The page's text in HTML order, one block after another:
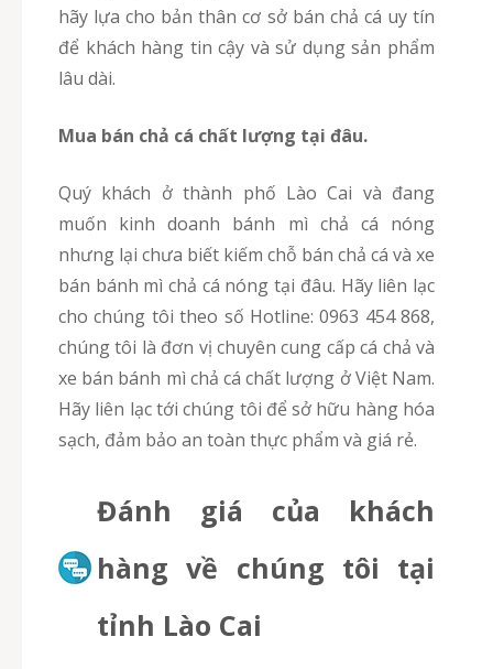
hãy lựa cho bản thân cơ sở bán chả cá uy tín
để khách hàng tin cậy và sử dụng sản phẩm
lâu dài.
Mua bán chả cá chất lượng tại đâu.
Quý khách ở thành phố Lào Cai và đang
muốn kinh doanh bánh mì chả cá nóng
nhưng lại chưa biết kiếm chỗ bán chả cá và xe
bán bánh mì chả cá nóng tại đâu. Hãy liên lạc
cho chúng tôi theo số Hotline: 0963 454 868,
chúng tôi là đơn vị chuyên cung cấp cá chả và
xe bán bánh mì chả cá chất lượng ở Việt Nam.
Hãy liên lạc tới chúng tôi để sở hữu hàng hóa
sạch, đảm bảo an toàn thực phẩm và giá rẻ.
Đánh giá của khách
hàng về chúng tôi tại
tỉnh Lào Cai